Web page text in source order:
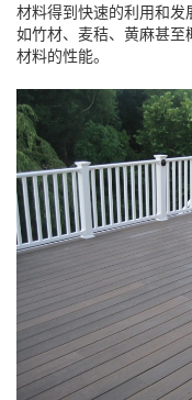
材料得到快速的利用和
如竹材、麦秸、黄麻甚
材料的性能。